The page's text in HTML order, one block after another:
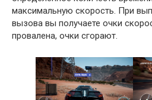
максимальную скорость. При
вызова вы получаете очки
провалена, очки сгорают.